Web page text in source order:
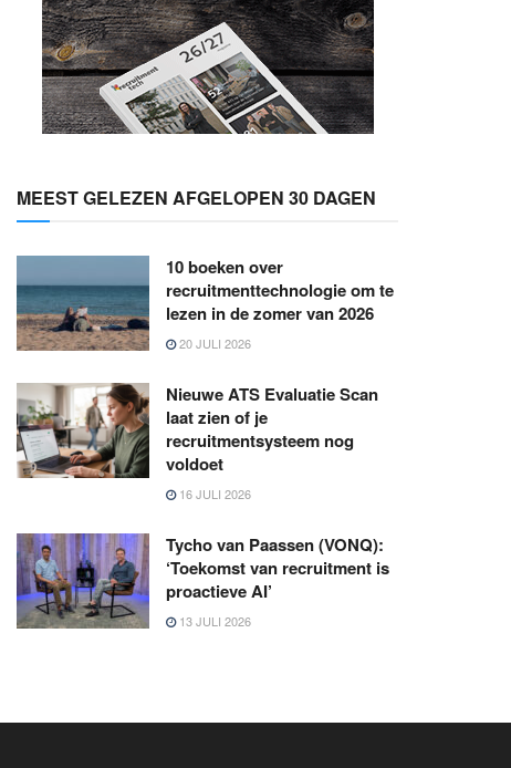
MEEST GELEZEN AFGELOPEN 30 DAGEN
10 boeken over
recruitmenttechnologie om te
lezen in de zomer van 2026
20 JULI 2026
Nieuwe ATS Evaluatie Scan
laat zien of je
recruitmentsysteem nog
voldoet
16 JULI 2026
Tycho van Paassen (VONQ):
‘Toekomst van recruitment is
proactieve AI’
13 JULI 2026